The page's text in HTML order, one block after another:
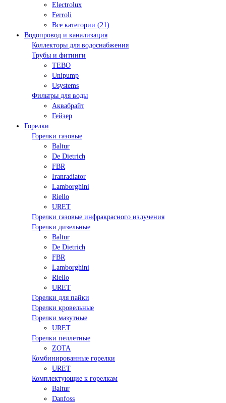
Electrolux
Ferroli
Все категории (21)
Водопровод и канализация
Коллекторы для водоснабжения
Трубы и фитинги
TEBO
Unipump
Usystems
Фильтры для воды
Аквабрайт
Гейзер
Горелки
Горелки газовые
Baltur
De Dietrich
FBR
Iranradiator
Lamborghini
Riello
URET
Горелки газовые инфракрасного излучения
Горелки дизельные
Baltur
De Dietrich
FBR
Lamborghini
Riello
URET
Горелки для пайки
Горелки кровельные
Горелки мазутные
URET
Горелки пеллетные
ZOTA
Комбинированные горелки
URET
Комплектующие к горелкам
Baltur
Danfoss